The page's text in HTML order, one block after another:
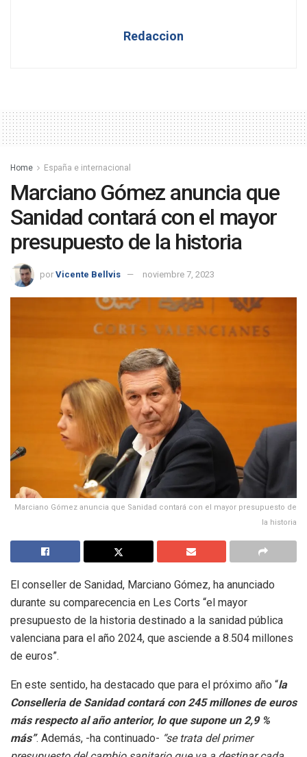
Redaccion
Home España e internacional
Marciano Gómez anuncia que
Sanidad contará con el mayor
presupuesto de la historia
por Vicente Bellvis noviembre 7, 2023
Marciano Gómez anuncia que Sanidad contará con el mayor presupuesto de
la historia
El conseller de Sanidad, Marciano Gómez, ha anunciado
durante su comparecencia en Les Corts “el mayor
presupuesto de la historia destinado a la sanidad pública
valenciana para el año 2024, que asciende a 8.504 millones
de euros”.
En este sentido, ha destacado que para el próximo año “la
Conselleria de Sanidad contará con 245 millones de euros
más respecto al año anterior, lo que supone un 2,9 %
más”. Además, -ha continuado- “se trata del primer